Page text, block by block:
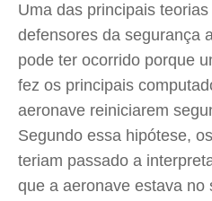
Uma das principais
defensores da segurança
pode ter ocorrido porque
fez os principais
aeronave reiniciarem
Segundo essa hipótese,
teriam passado a
que a aeronave estava no